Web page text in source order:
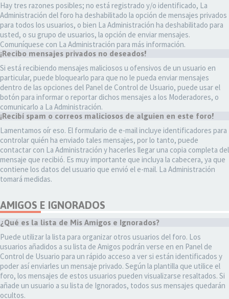
Hay tres razones posibles; no está registrado y/o identificado, La
Administración del foro ha deshabilitado la opción de mensajes privados
para todos los usuarios, o bien La Administración ha deshabilitado para
usted, o su grupo de usuarios, la opción de enviar mensajes.
Comuníquese con La Administración para más información.
¡Recibo mensajes privados no deseados!
Si está recibiendo mensajes maliciosos u ofensivos de un usuario en
particular, puede bloquearlo para que no le pueda enviar mensajes
dentro de las opciones del Panel de Control de Usuario, puede usar el
botón para informar o reportar dichos mensajes a los Moderadores, o
comunicarlo a La Administración.
¡Recibí spam o correos maliciosos de alguien en este foro!
Lamentamos oír eso. El formulario de e-mail incluye identificadores para
controlar quién ha enviado tales mensajes, por lo tanto, puede
contactar con La Administración y hacerles llegar una copia completa del
mensaje que recibió. Es muy importante que incluya la cabecera, ya que
contiene los datos del usuario que envió el e-mail. La Administración
tomará medidas.
AMIGOS E IGNORADOS
¿Qué es la lista de Mis Amigos e Ignorados?
Puede utilizar la lista para organizar otros usuarios del foro. Los
usuarios añadidos a su lista de Amigos podrán verse en en Panel de
Control de Usuario para un rápido acceso a ver si están identificados y
poder así enviarles un mensaje privado. Según la plantilla que utilice el
foro, los mensajes de estos usuarios pueden visualizarse resaltados. Si
añade un usuario a su lista de Ignorados, todos sus mensajes quedarán
ocultos.